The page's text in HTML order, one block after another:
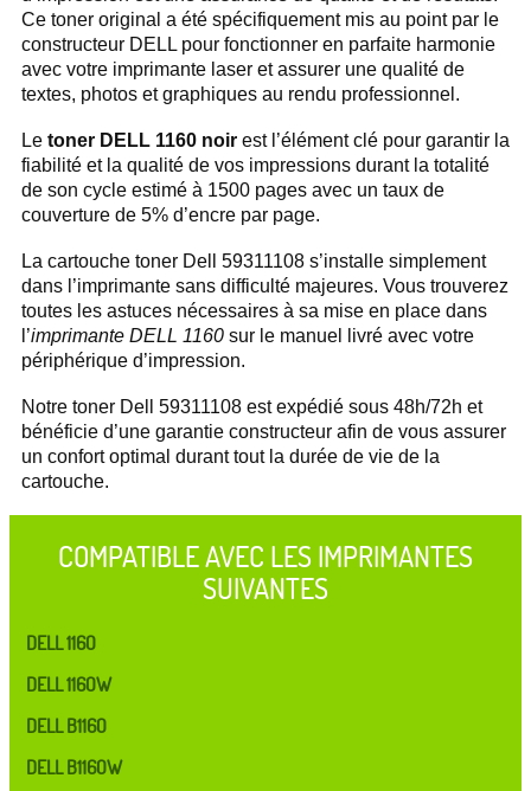
Ce toner original a été spécifiquement mis au point par le
constructeur DELL pour fonctionner en parfaite harmonie
avec votre imprimante laser et assurer une qualité de
textes, photos et graphiques au rendu professionnel.
Le toner DELL 1160 noir est l’élément clé pour garantir la
fiabilité et la qualité de vos impressions durant la totalité
de son cycle estimé à 1500 pages avec un taux de
couverture de 5% d’encre par page.
La cartouche toner Dell 59311108 s’installe simplement
dans l’imprimante sans difficulté majeures. Vous trouverez
toutes les astuces nécessaires à sa mise en place dans
l’imprimante DELL 1160 sur le manuel livré avec votre
périphérique d’impression.
Notre toner Dell 59311108 est expédié sous 48h/72h et
bénéficie d’une garantie constructeur afin de vous assurer
un confort optimal durant tout la durée de vie de la
cartouche.
COMPATIBLE AVEC LES IMPRIMANTES
SUIVANTES
DELL 1160
DELL 1160W
DELL B1160
DELL B1160W